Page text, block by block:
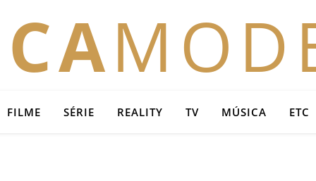
FILME SÉRIE REALITY TV MÚSICA ETC